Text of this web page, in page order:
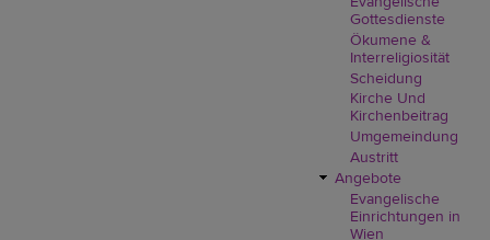
Gottesdienste
Ökumene &
Interreligiosität
Scheidung
Kirche Und
Kirchenbeitrag
Umgemeindung
Austritt
Angebote
Evangelische
Einrichtungen in
Wien